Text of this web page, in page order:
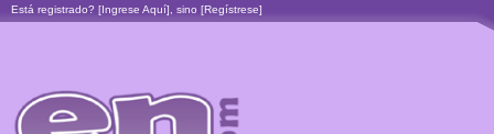
Está registrado? [Ingrese Aquí], sino [Regístrese]